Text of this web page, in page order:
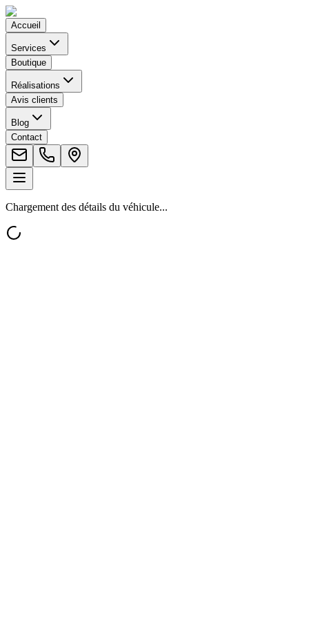
Accueil
Services
Boutique
Réalisations
Avis clients
Blog
Contact
Chargement des détails du véhicule...